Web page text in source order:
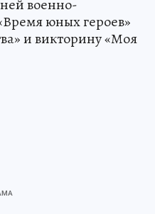
военно-
юных героев»
и викторину «Моя